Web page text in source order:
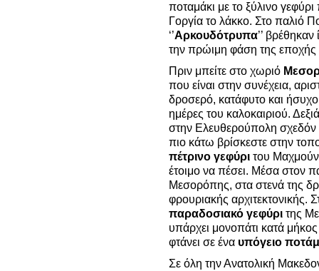
ποταμάκι με το ξύλινο
Γοργία το λάκκο. Στο παλιό
‘’Αρκουδότρυπα’’
την πρώιμη φάση της
Πριν μπείτε στο χωριό
που είναι στην συνέχεια,
δροσερό, κατάφυτο και ήσυχο
ημέρες του καλοκαιριού.
στην Ελευθερούπολη σχεδόν
πιο κάτω βρίσκεστε στην
πέτρινο γεφύρι του
έτοιμο να πέσει. Μέσα στον
Μεσορόπης, στα στενά της
φρουριακής αρχιτεκτονικής.
παραδοσιακό γεφύρι της
υπάρχει μονοπάτι κατά
φτάνει σε ένα υπόγειο
Σε όλη την Ανατολική